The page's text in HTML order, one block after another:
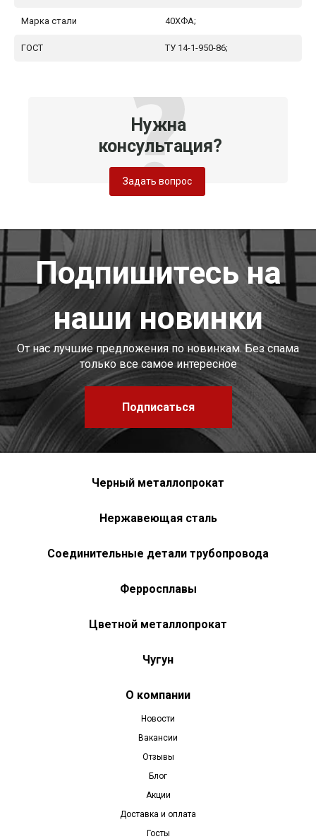
Марка стали 40ХФА;
ГОСТ ТУ 14-1-950-86;
Нужна
консультация?
Задать вопрос
Подпишитесь на
наши новинки
От нас лучшие предложения по новинкам. Без спама
только все самое интересное
Подписаться
Черный металлопрокат
Нержавеющая сталь
Соединительные детали трубопровода
Ферросплавы
Цветной металлопрокат
Чугун
О компании
Новости
Вакансии
Отзывы
Блог
Акции
Доставка и оплата
Госты